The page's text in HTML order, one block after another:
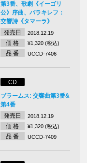
第3番、歌劇《イーゴリ
公》序曲、バラキレフ：
交響詩《タマーラ》
発売日
2018.12.19
価 格 ¥1,320 (税込)
品 番 UCCD-7406
CD
ブラームス: 交響曲第3番&
第4番
発売日
2018.12.19
価 格 ¥1,320 (税込)
品 番 UCCD-7409